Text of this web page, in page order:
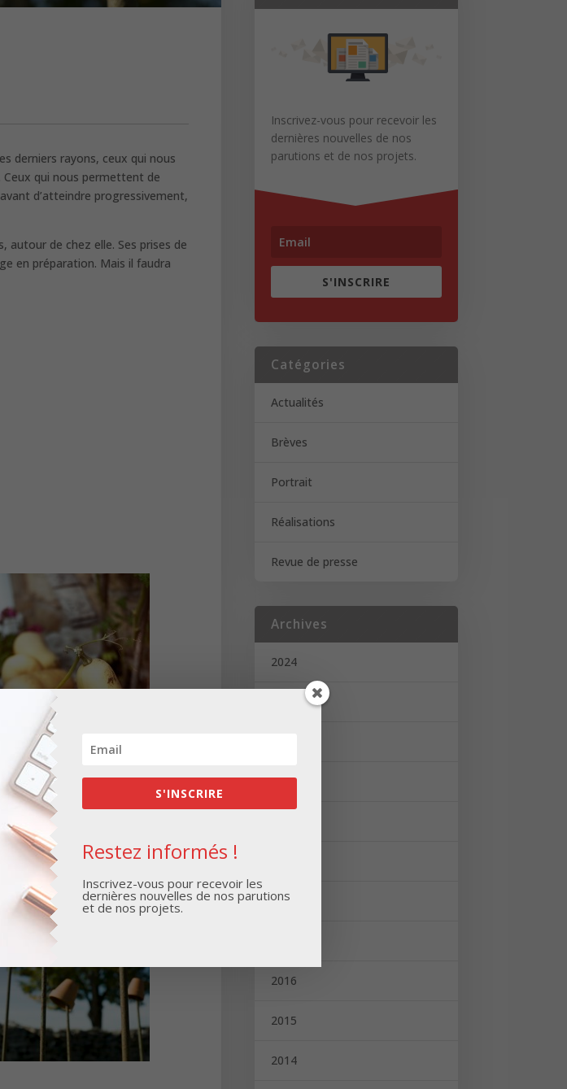
derniers rayons, ceux qui nous
qui nous permettent de
d’atteindre progressivement,
autour de chez elle. Ses prises de
en préparation. Mais il faudra
Inscrivez-vous pour recevoir les
dernières nouvelles de nos
parutions et de nos projets.
S'INSCRIRE
Catégories
Actualités
Brèves
Portrait
Réalisations
Revue de presse
Archives
2024
2021
2018
2016
2015
2014
S'INSCRIRE
Restez informés !
Inscrivez-vous pour recevoir les
dernières nouvelles de nos parutions
et de nos projets.